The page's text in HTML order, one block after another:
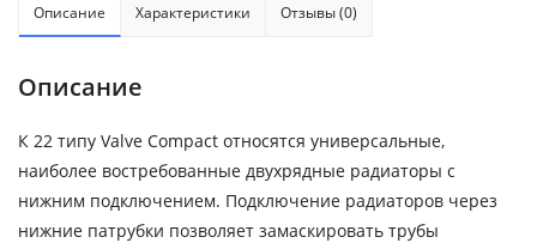
Описание Характеристики Отзывы (0)
Описание
К 22 типу Valve Compact относятся универсальные,
наиболее востребованные двухрядные радиаторы с
нижним подключением. Подключение радиаторов через
нижние патрубки позволяет замаскировать трубы